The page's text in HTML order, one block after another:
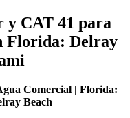
y CAT 41 para
Florida: Delray
Comercial | Florida:
Beach